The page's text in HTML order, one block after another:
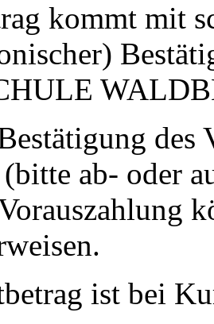
kommt mit
des
ab- oder
ist bei